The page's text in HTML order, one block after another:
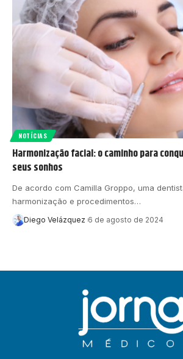
NOTÍCIAS
Harmonização facial: o caminho para
seus sonhos
De acordo com Camilla Groppo, uma
harmonização e procedimentos…
Diego Velázquez 6 de agosto de 2024